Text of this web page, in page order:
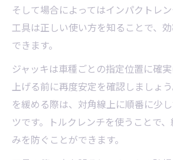
そして場合によってはインパクトレ
工具は正しい使い方を知ることで、
できます。
ジャッキは車種ごとの指定位置に確
上げる前に再度安定を確認しましょ
を緩める際は、対角線上に順番に少
ツです。トルクレンチを使うことで
みを防ぐことができます。